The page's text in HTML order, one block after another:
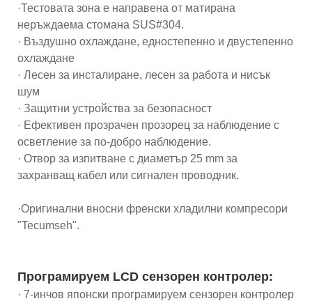
·Тестовата зона е направена от матирана
неръждаема стомана SUS#304.
· Въздушно охлаждане, едностепенно и двустепенно
охлаждане
· Лесен за инсталиране, лесен за работа и нисък
шум
· Защитни устройства за безопасност
· Ефективен прозрачен прозорец за наблюдение с
осветление за по-добро наблюдение.
· Отвор за изпитване с диаметър 25 mm за
захранващ кабел или сигнален проводник.
·Оригинални вносни френски хладилни компресори
"Tecumseh".
Програмируем LCD сензорен контролер:
· 7-инчов японски програмируем сензорен контролер